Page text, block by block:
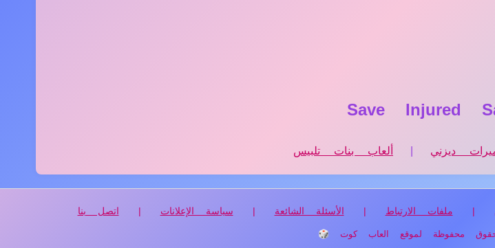
ديزني | ألعاب بنات تلبيس
| ملفات الارتباط | الأسئلة الشائعة | سياسة الإعلانات | اتصل بنا